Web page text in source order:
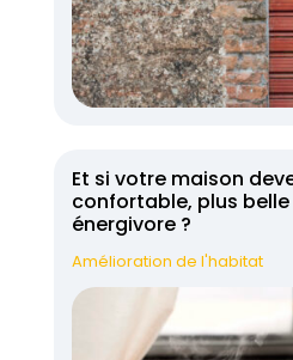
Et si votre maison
confortable, plus
énergivore ?
Amélioration de l'habitat